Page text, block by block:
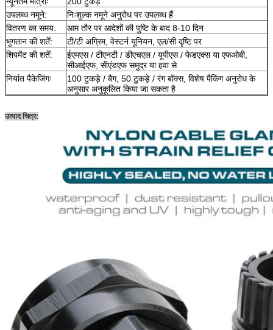
उपलब्ध नमूने:
निःशुल्क नमूने अनुरोध पर उपलब्ध हैं
वितरण का समय:
आम तौर पर आदेशों की पुष्टि के बाद 8-10 दिन
भुगतान की शर्तें:
टी/टी अग्रिम, वेस्टर्न यूनियन, एल/सी दृष्टि पर
शिपमेंट की शर्तें:
ईएमएस / टीएनटी / डीएचएल / यूपीएस / फेडएक्स या एफओबी,
सीआईएफ, सीएंडएफ समुद्र या हवा से
निर्यात पैकेजिंगः
100 टुकड़े / बैग, 50 टुकड़े / रंग बॉक्स, विशेष पैकिंग अनुरोध के
अनुसार अनुकूलित किया जा सकता है
उत्पाद चित्र: